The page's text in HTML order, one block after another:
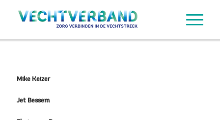
Mike Keizer
Jet Bessem